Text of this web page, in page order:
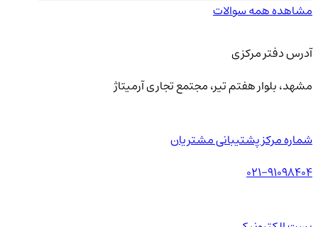
مشاهده همه سوالات
آدرس دفتر مرکزی
مشهد، بلوار هفتم تیر، مجتمع تجاری آرمیتاژ
شماره مرکز پشتیبانی مشتریان
021-91098404